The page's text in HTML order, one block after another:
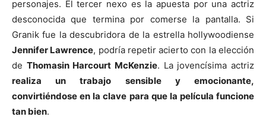
personajes. El tercer nexo es la apuesta por una actriz
desconocida que termina por comerse la pantalla. Si
Granik fue la descubridora de la estrella hollywoodiense
Jennifer Lawrence, podría repetir acierto con la elección
de Thomasin Harcourt McKenzie. La jovencísima actriz
realiza un trabajo sensible y emocionante,
convirtiéndose en la clave para que la película funcione
tan bien.